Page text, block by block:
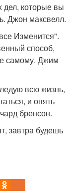
дел, которые вы
Джон максвелл.
Изменится".
способ,
самому. Джим
всю жизнь,
и опять
бренсон.
завтра будешь